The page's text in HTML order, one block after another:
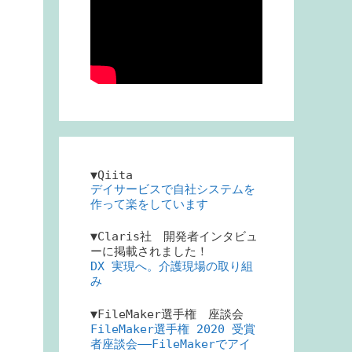
▼Qiita
デイサービスで自社システムを
作って楽をしています
▼Claris社 開発者インタビュ
ーに掲載されました！
DX 実現へ。介護現場の取り組
み
▼FileMaker選手権 座談会
FileMaker選手権 2020 受賞
者座談会――FileMakerでアイ